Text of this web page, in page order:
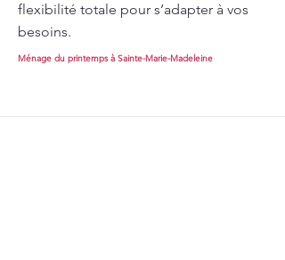
flexibilité totale pour s’adapter à vos
besoins.
Ménage du printemps à Sainte-Marie-Madeleine